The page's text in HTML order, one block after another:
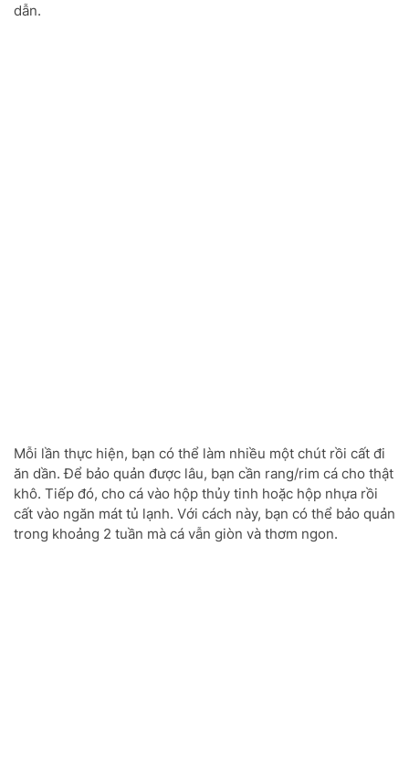
dẫn.
Mỗi lần thực hiện, bạn có thể làm nhiều một chút rồi cất đi
ăn dần. Để bảo quản được lâu, bạn cần rang/rim cá cho thật
khô. Tiếp đó, cho cá vào hộp thủy tinh hoặc hộp nhựa rồi
cất vào ngăn mát tủ lạnh. Với cách này, bạn có thể bảo quản
trong khoảng 2 tuần mà cá vẫn giòn và thơm ngon.